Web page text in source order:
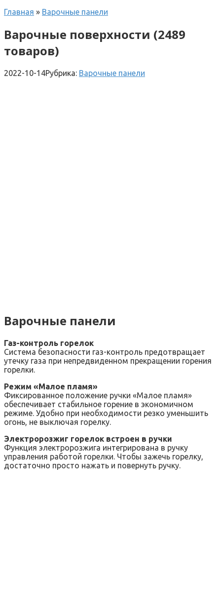
Главная » Варочные панели
Варочные поверхности (2489
товаров)
2022-10-14Рубрика: Варочные панели
Варочные панели
Газ-контроль горелок
Система безопасности газ-контроль предотвращает
утечку газа при непредвиденном прекращении горения
горелки.
Режим «Малое пламя»
Фиксированное положение ручки «Малое пламя»
обеспечивает стабильное горение в экономичном
режиме. Удобно при необходимости резко уменьшить
огонь, не выключая горелку.
Электророзжиг горелок встроен в ручки
Функция электророзжига интегрирована в ручку
управления работой горелки. Чтобы зажечь горелку,
достаточно просто нажать и повернуть ручку.